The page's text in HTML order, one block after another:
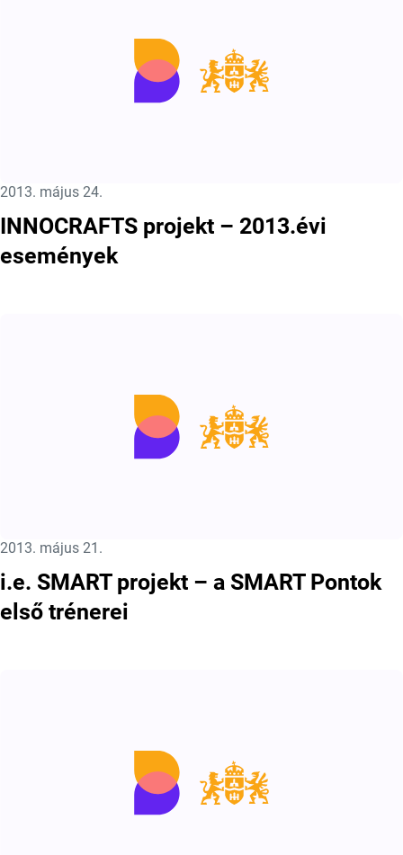
Közzétéve:
2013. május 24.
INNOCRAFTS projekt – 2013.évi
események
Közzétéve:
2013. május 21.
i.e. SMART projekt – a SMART Pontok
első trénerei